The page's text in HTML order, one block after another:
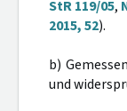
StR 119/05,
2015, 52).
b)
und